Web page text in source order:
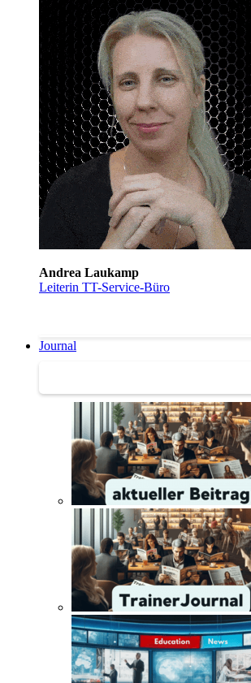
Andrea Laukamp
Leiterin TT-Service-Büro
Journal